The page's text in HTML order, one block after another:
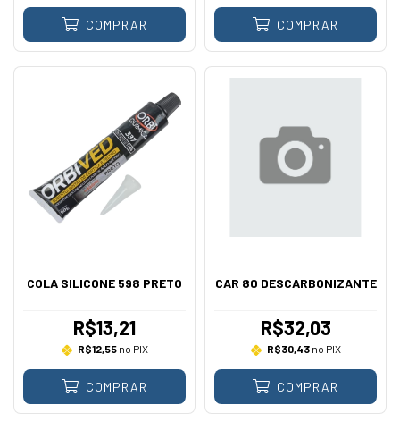
COMPRAR COMPRAR
COLA SILICONE 598 PRETO
R$13,21
R$12,55no PIX
COMPRAR
CAR 80 DESCARBONIZANTE
R$32,03
R$30,43no PIX
COMPRAR